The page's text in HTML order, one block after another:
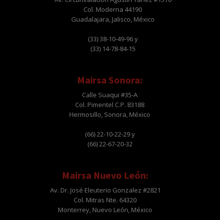
Col. Moderna 44190
Guadalajara, Jalisco, México
(33) 38-10-49-96 y
(33) 14-78-84-15
Mairsa Sonora:
Calle Suaqui #35-A
Col. Pimentel C.P. 83188
Hermosillo, Sonora, México
(66) 22-10-22-29 y
(66) 22-67-20-32
Mairsa Nuevo León:
Av. Dr. José Eleuterio Gonzalez #2821
Col. Mitras Nte. 64320
Monterrey, Nuevo León, México